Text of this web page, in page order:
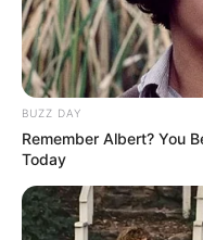
BUZZ DAY
Remember Albert? You
Today